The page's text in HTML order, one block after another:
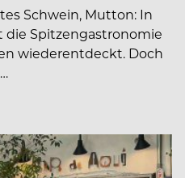
Schwein, Mutton: In
die Spitzengastronomie
wiederentdeckt. Doch